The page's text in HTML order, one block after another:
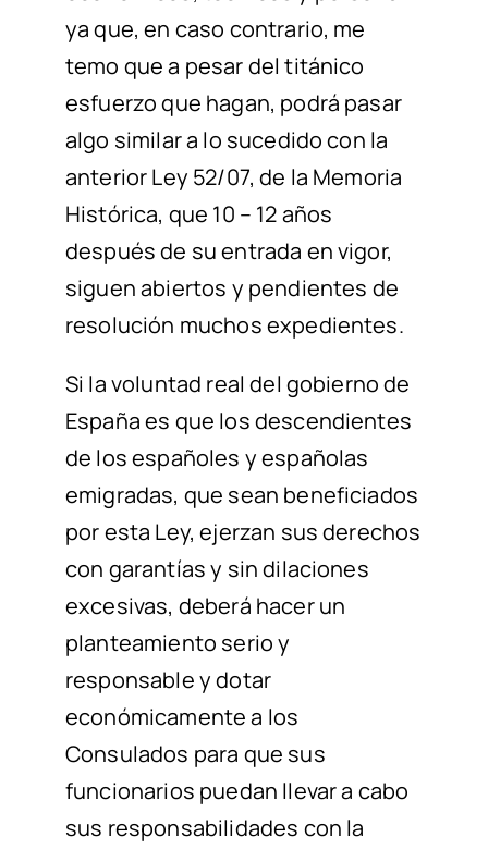
ya que, en caso contrario, me
temo que a pesar del titánico
esfuerzo que hagan, podrá pasar
algo similar a lo sucedido con la
anterior Ley 52/07, de la Memoria
Histórica, que 10 – 12 años
después de su entrada en vigor,
siguen abiertos y pendientes de
resolución muchos expedientes.
Si la voluntad real del gobierno de
España es que los descendientes
de los españoles y españolas
emigradas, que sean beneficiados
por esta Ley, ejerzan sus derechos
con garantías y sin dilaciones
excesivas, deberá hacer un
planteamiento serio y
responsable y dotar
económicamente a los
Consulados para que sus
funcionarios puedan llevar a cabo
sus responsabilidades con la